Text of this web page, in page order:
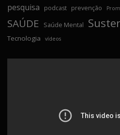
pesquisa podcast prevenção
SAÚDE Saúde Mental
Tecnologia vídeos